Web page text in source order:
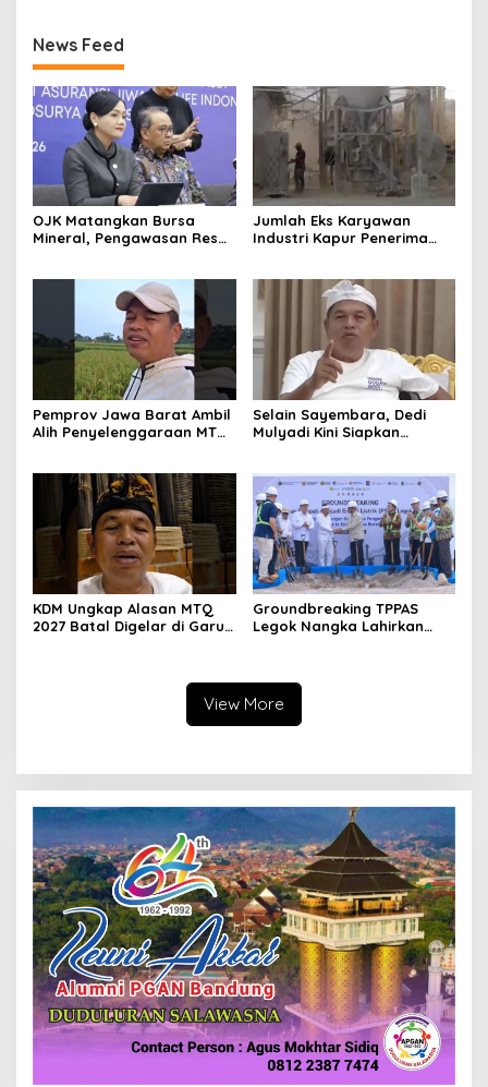
News Feed
OJK Matangkan Bursa
Mineral, Pengawasan Resmi
Jumlah Eks Karyawan
Industri Kapur Penerima
Identifikasi
Pemprov Jawa Barat Ambil
Alih Penyelenggaraan MTQ
Selain Sayembara, Dedi
Mulyadi Kini Siapkan
Narkotika
KDM Ungkap Alasan MTQ
2027 Batal Digelar di Garut,
Groundbreaking TPPAS
Legok Nangka Lahirkan
View More